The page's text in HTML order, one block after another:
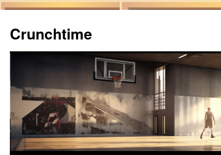
de
inhoud
Crunchtime